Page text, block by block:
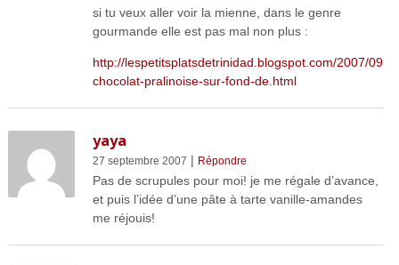
si tu veux aller voir la mienne, dans le genre
gourmande elle est pas mal non plus :
http://lespetitsplatsdetrinidad.blogspot.com/2007/09/
chocolat-pralinoise-sur-fond-de.html
yaya
27 septembre 2007 | Répondre
Pas de scrupules pour moi! je me régale d’avance,
et puis l’idée d’une pâte à tarte vanille-amandes
me réjouis!